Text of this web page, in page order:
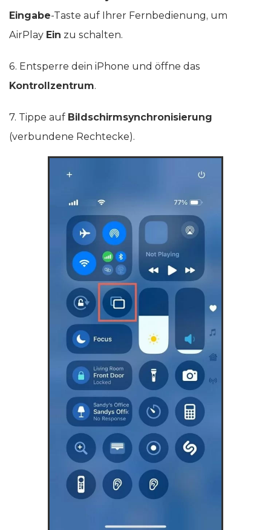
Eingabe-Taste auf Ihrer Fernbedienung, um
AirPlay Ein zu schalten.
6. Entsperre dein iPhone und öffne das
Kontrollzentrum.
7. Tippe auf Bildschirmsynchronisierung
(verbundene Rechtecke).